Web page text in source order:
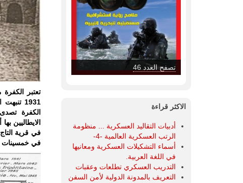
تعتبر
1931
الكفرة
الايطاليين
في قرية
في خمسينات
تصفح العدد 45
الاكثر قراءة
أدبيات التقاليد العسكرية ... منظومة
الرتب العسكرية العالمية -4-
أسماء التشكيلات العسكرية ومعانيها
في اللغة العربية.
التدريب العسكري تطلعات وعقبات
التعريف بالمدونة الدولية لأمن السفن